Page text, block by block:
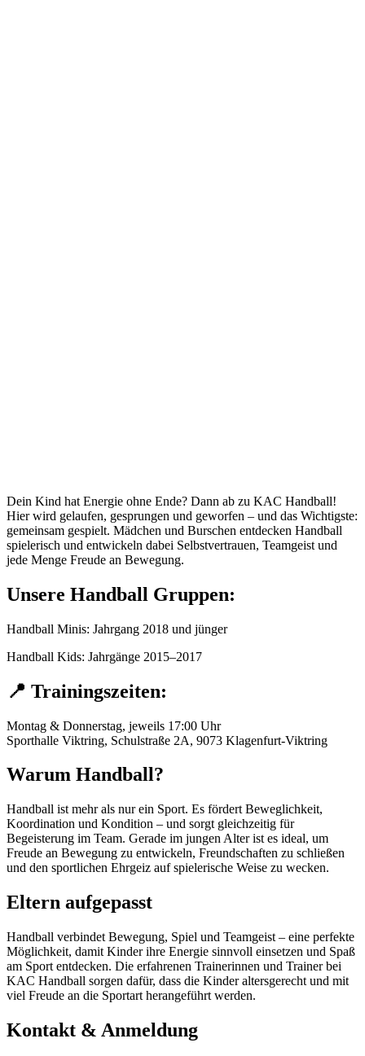
Dein Kind hat Energie ohne Ende? Dann ab zu KAC Handball!
Hier wird gelaufen, gesprungen und geworfen – und das Wichtigste:
gemeinsam gespielt. Mädchen und Burschen entdecken Handball
spielerisch und entwickeln dabei Selbstvertrauen, Teamgeist und
jede Menge Freude an Bewegung.
Unsere Handball Gruppen:
Handball Minis: Jahrgang 2018 und jünger
Handball Kids: Jahrgänge 2015–2017
📍 Trainingszeiten:
Montag & Donnerstag, jeweils 17:00 Uhr
Sporthalle Viktring, Schulstraße 2A, 9073 Klagenfurt-Viktring
Warum Handball?
Handball ist mehr als nur ein Sport. Es fördert Beweglichkeit,
Koordination und Kondition – und sorgt gleichzeitig für
Begeisterung im Team. Gerade im jungen Alter ist es ideal, um
Freude an Bewegung zu entwickeln, Freundschaften zu schließen
und den sportlichen Ehrgeiz auf spielerische Weise zu wecken.
Eltern aufgepasst
Handball verbindet Bewegung, Spiel und Teamgeist – eine perfekte
Möglichkeit, damit Kinder ihre Energie sinnvoll einsetzen und Spaß
am Sport entdecken. Die erfahrenen Trainerinnen und Trainer bei
KAC Handball sorgen dafür, dass die Kinder altersgerecht und mit
viel Freude an die Sportart herangeführt werden.
Kontakt & Anmeldung